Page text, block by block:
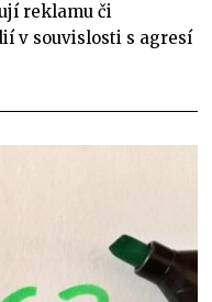
reklamu či
v souvislosti s agresí